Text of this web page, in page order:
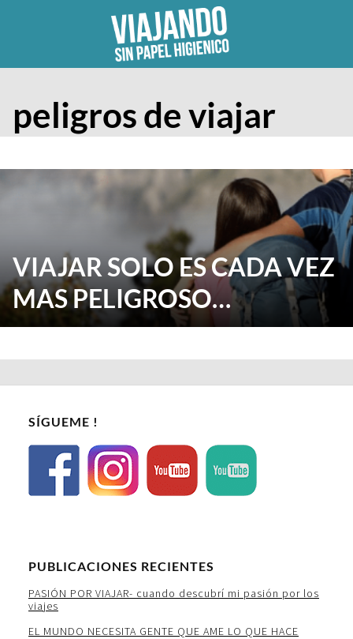
peligros de viajar
VIAJAR SOLO ES CADA VEZ
MAS PELIGROSO…
SÍGUEME !
PUBLICACIONES RECIENTES
PASIÓN POR VIAJAR- cuando descubrí mi pasión por los
viajes
EL MUNDO NECESITA GENTE QUE AME LO QUE HACE